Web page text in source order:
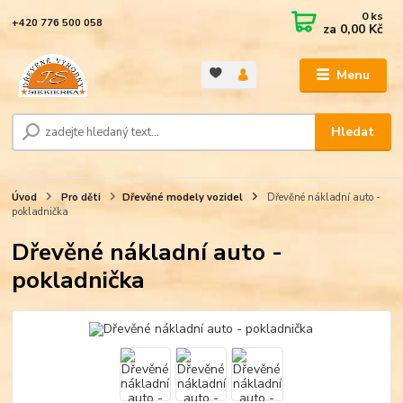
Menu
Hledat
+420 776 500 058 0ks
za 0,00 Kč
Úvod Pro děti Dřevěné modely vozidel
Dřevěné nákladní auto -
pokladnička
Dřevěné nákladní auto -
pokladnička